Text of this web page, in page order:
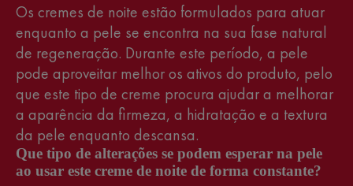
Os cremes de noite estão formulados para atuar
enquanto a pele se encontra na sua fase natural
de regeneração. Durante este período, a pele
pode aproveitar melhor os ativos do produto, pelo
que este tipo de creme procura ajudar a melhorar
a aparência da firmeza, a hidratação e a textura
da pele enquanto descansa.
Que tipo de alterações se podem esperar na pele
ao usar este creme de noite de forma constante?